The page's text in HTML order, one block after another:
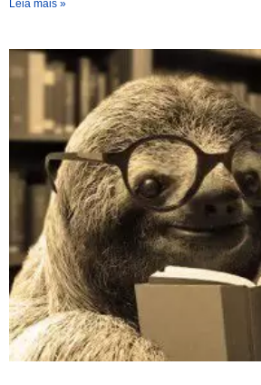
Leia mais »